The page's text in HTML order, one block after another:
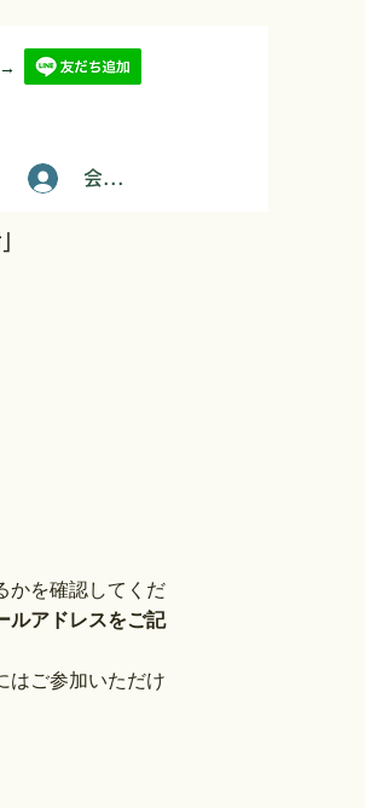
会員登録/ログインはこちら
かを確認してくだ
ルアドレスをご記
はご参加いただけ